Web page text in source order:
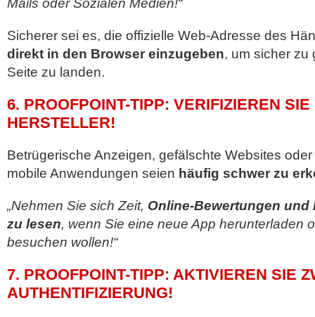
Mails oder Sozialen Medien!“
Sicherer sei es, die offizielle Web-Adresse des
direkt in den Browser einzugeben, um sicher zu
Seite zu landen.
6. PROOFPOINT-TIPP: VERIFIZIEREN
HERSTELLER!
Betrügerische Anzeigen, gefälschte Websites
mobile Anwendungen seien häufig schwer zu
„Nehmen Sie sich Zeit, Online-Bewertungen
zu lesen, wenn Sie eine neue App herunterladen
besuchen wollen!“
7. PROOFPOINT-TIPP: AKTIVIEREN SIE
AUTHENTIFIZIERUNG!